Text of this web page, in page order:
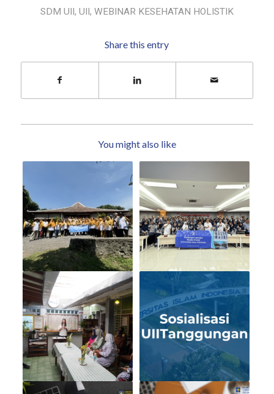
SDM UII, UII, WEBINAR KESEHATAN HOLISTIK
Share this entry
You might also like